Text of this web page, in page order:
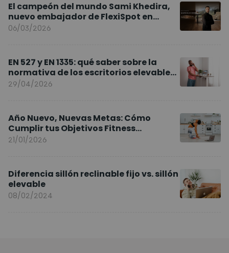
El campeón del mundo Sami Khedira,
nuevo embajador de FlexiSpot en
Europa
06/03/2026
EN 527 y EN 1335: qué saber sobre la
normativa de los escritorios elevables
y sillas ergonómicas
29/04/2026
Año Nuevo, Nuevas Metas: Cómo
Cumplir tus Objetivos Fitness
Entrenando en Casa
21/01/2026
Diferencia sillón reclinable fijo vs. sillón
elevable
08/02/2024